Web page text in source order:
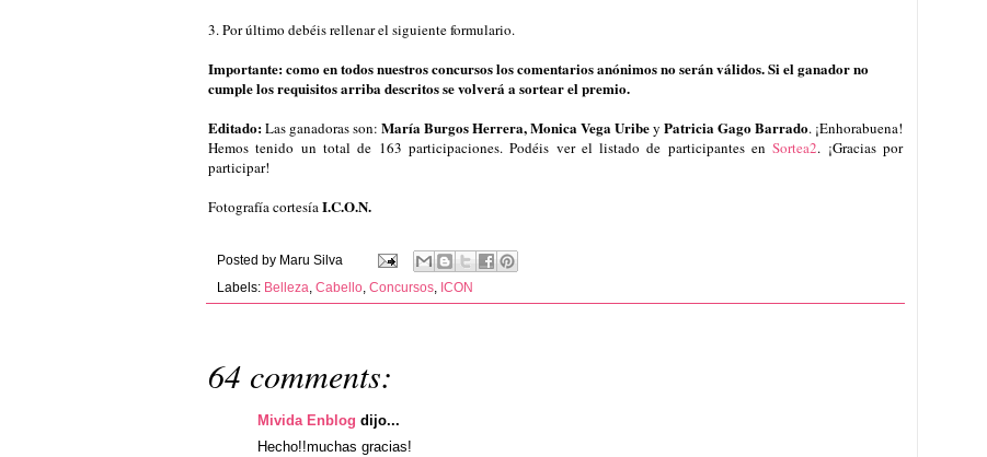
3. Por último debéis rellenar el siguiente formulario.
Importante: como en todos nuestros concursos los comentarios anónimos no serán válidos. Si el ganador no
cumple los requisitos arriba descritos se volverá a sortear el premio.
Editado:Las ganadoras son: María Burgos Herrera, Monica Vega Uribey Patricia Gago Barrado. ¡Enhorabuena!
Hemos tenido un total de 163 participaciones. Podéis ver el listado de participantes enSortea2. ¡Gracias por
participar!
Fotografía cortesíaI.C.O.N.
Posted by Maru Silva
Labels: Belleza Cabello Concursos ICON
64 comments:
Mivida Enblog dijo...
Hecho!!muchas gracias!